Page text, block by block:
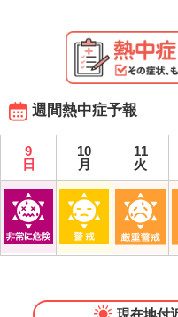
週間熱中症予報
9
日
10
月
11
火
現在地付